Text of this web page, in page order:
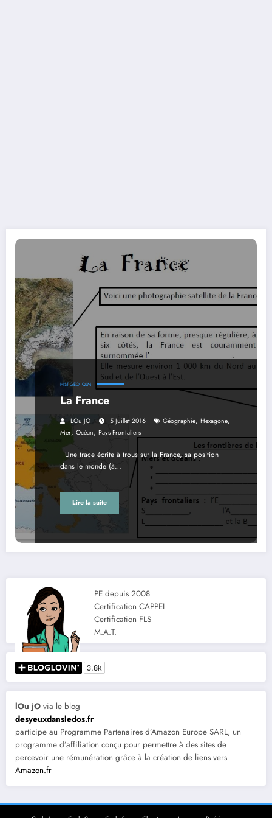
HIST-GÉO QLM
La France
LOu JO 5 Juillet 2016 Géographie, Hexagone,
Mer, Océan, Pays Frontaliers
Une trace écrite à trous sur la France, sa position
dans le monde (à…
Lire la suite
PE depuis 2008
Certification CAPPEI
Certification FLS
M.A.T.
lOu jO via le blog
desyeuxdansledos.fr
participe au Programme Partenaires d’Amazon Europe SARL, un
programme d’affiliation conçu pour permettre à des sites de
percevoir une rémunération grâce à la création de liens vers
Amazon.fr